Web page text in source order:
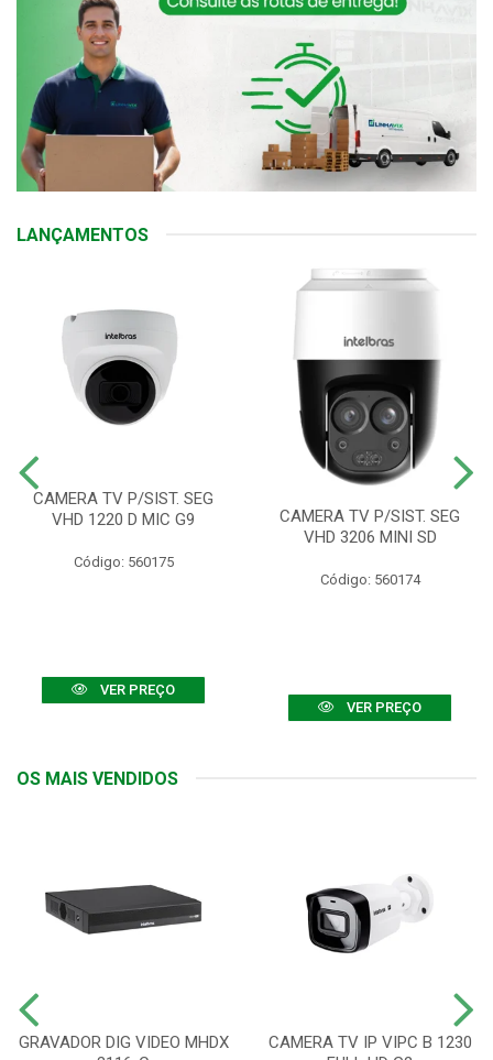
LANÇAMENTOS
CAMERA TV P/SIST. SEG
VHD 1220 D MIC G9
Código: 560175
VER PREÇO
CAMERA TV P/SIST. SEG
VHD 3206 MINI SD
Código: 560174
VER PREÇO
OS MAIS VENDIDOS
GRAVADOR DIG VIDEO MHDX
CAMERA TV IP VIPC B 1230